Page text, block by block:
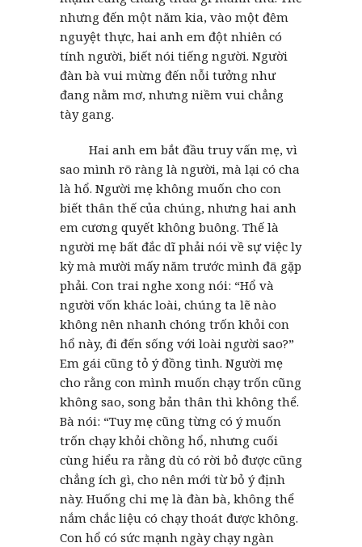
nhưng đến một năm kia, vào một đêm
nguyệt thực, hai anh em đột nhiên có
tính người, biết nói tiếng người. Người
đàn bà vui mừng đến nỗi tưởng như
đang nằm mơ, nhưng niềm vui chẳng
tày gang.
Hai anh em bắt đầu truy vấn mẹ, vì
sao mình rõ ràng là người, mà lại có cha
là hổ. Người mẹ không muốn cho con
biết thân thế của chúng, nhưng hai anh
em cương quyết không buông. Thế là
người mẹ bất đắc dĩ phải nói về sự việc ly
kỳ mà mười mấy năm trước mình đã gặp
phải. Con trai nghe xong nói: “Hổ và
người vốn khác loài, chúng ta lẽ nào
không nên nhanh chóng trốn khỏi con
hổ này, đi đến sống với loài người sao?”
Em gái cũng tỏ ý đồng tình. Người mẹ
cho rằng con mình muốn chạy trốn cũng
không sao, song bản thân thì không thể.
Bà nói: “Tuy mẹ cũng từng có ý muốn
trốn chạy khỏi chồng hổ, nhưng cuối
cùng hiểu ra rằng dù có rời bỏ được cũng
chẳng ích gì, cho nên mới từ bỏ ý định
này. Huống chi mẹ là đàn bà, không thể
nắm chắc liệu có chạy thoát được không.
Con hổ có sức mạnh ngày chạy ngàn